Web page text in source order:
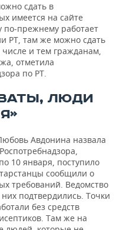
сдать в
имеется на сайте
по-прежнему работает
РТ, там же можно сдать
и тем гражданам,
отметила
по РТ.
ЛЮДИ
Авдонина назвала
10 января, поступило
сообщили о
требований. Ведомство
подтвердились. Точки
без средств
Там же на